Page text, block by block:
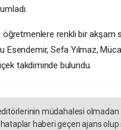
renkli bir akşam
Esendemir, Sefa Yılmaz,
takdiminde bulundu.
müdahalesi olmadan
haberi geçen ajans